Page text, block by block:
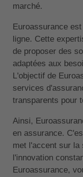
marché.
Euroassurance
ligne. Cette
de proposer des
adaptées aux
L'objectif de
services
transparents pour
Ainsi,
en assurance.
met l'accent sur la
l'innovation
Euroassurance,